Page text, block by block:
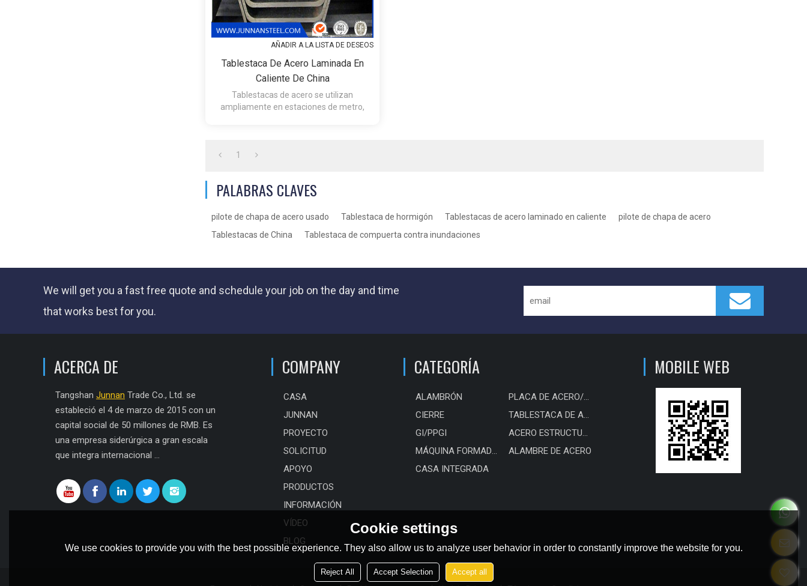
AÑADIR A LA LISTA DE DESEOS
Tablestaca De Acero Laminada En
Caliente De China
Tablestacas de acero se utilizan
ampliamente en estaciones de metro,
1
PALABRAS CLAVES
pilote de chapa de acero usado Tablestaca de hormigón Tablestacas de acero laminado en caliente
pilote de chapa de acero
Tablestacas de China
Tablestaca de compuerta contra inundaciones
We will get you a fastfree quote and schedule your job on the day and time
that works best for you.
ACERCA DE
Tangshan Junnan Trade Co., Ltd. se
estableció el 4 de marzo de 2015 con un
capital social de 50 millones de RMB. Es
una empresa siderúrgica a gran escala
que integra internacional ...
COMPANY
CASA
JUNNAN
PROYECTO
SOLICITUD
APOYO
PRODUCTOS
INFORMACIÓN
VÍDEO
BLOG
CATEGORÍA
ALAMBRÓN
PLACA DE ACERO/BOBINA/TIRA
CIERRE
TABLESTACA DE ACERO
GI/PPGI
ACERO ESTRUCTURAL
MÁQUINA FORMADORA DE ROLLOS EN FRÍO
ALAMBRE DE ACERO
CASA INTEGRADA
MOBILE WEB
Cookie settings
We use cookies to provide you with the best possible experience. They also allow us to analyze user behavior in order to constantly improve the website for you.
Reject All Accept Selection Accept all